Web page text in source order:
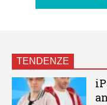
TENDENZE